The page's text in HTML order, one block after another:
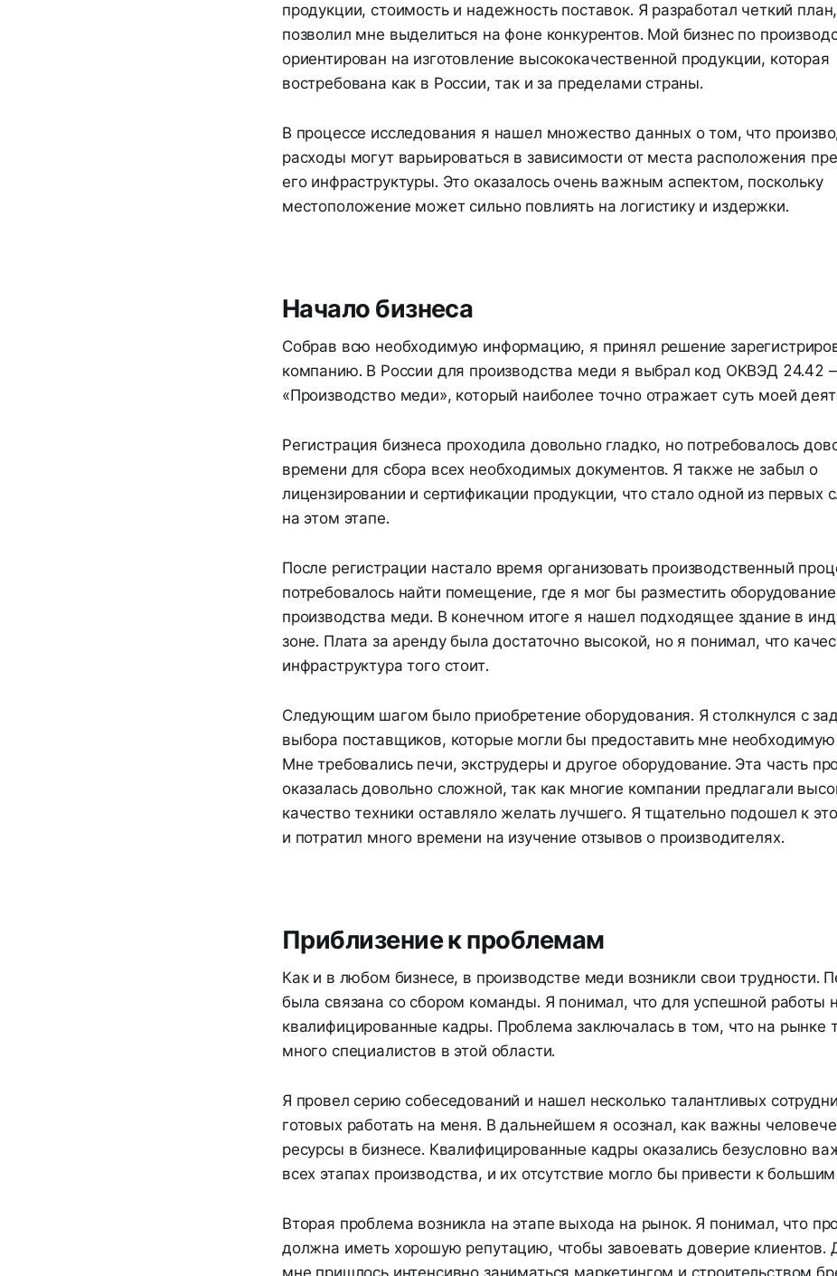
продукции, стоимость и надежность поставок. Я разработал четкий
позволил мне выделиться на фоне конкурентов. Мой бизнес по
ориентирован на изготовление высококачественной продукции, которая
востребована как в России, так и за пределами страны.
В процессе исследования я нашел множество данных о том, что
расходы могут варьироваться в зависимости от места расположения
его инфраструктуры. Это оказалось очень важным аспектом, поскольку
местоположение может сильно повлиять на логистику и издержки.
Начало бизнеса
Собрав всю необходимую информацию, я принял решение
компанию. В России для производства меди я выбрал код ОКВЭД 24.42 –
«Производство меди», который наиболее точно отражает суть моей
Регистрация бизнеса проходила довольно гладко, но потребовалось
времени для сбора всех необходимых документов. Я также не забыл о
лицензировании и сертификации продукции, что стало одной из первых
на этом этапе.
После регистрации настало время организовать производственный
потребовалось найти помещение, где я мог бы разместить
производства меди. В конечном итоге я нашел подходящее здание в
зоне. Плата за аренду была достаточно высокой, но я понимал, что
инфраструктура того стоит.
Следующим шагом было приобретение оборудования. Я столкнулся с
выбора поставщиков, которые могли бы предоставить мне необходимую
Мне требовались печи, экструдеры и другое оборудование. Эта часть
оказалась довольно сложной, так как многие компании предлагали
качество техники оставляло желать лучшего. Я тщательно подошел к
и потратил много времени на изучение отзывов о производителях.
Приблизение к проблемам
Как и в любом бизнесе, в производстве меди возникли свои трудности.
была связана со сбором команды. Я понимал, что для успешной работы
квалифицированные кадры. Проблема заключалась в том, что на рынке
много специалистов в этой области.
Я провел серию собеседований и нашел несколько талантливых
готовых работать на меня. В дальнейшем я осознал, как важны
ресурсы в бизнесе. Квалифицированные кадры оказались безусловно
всех этапах производства, и их отсутствие могло бы привести к
Вторая проблема возникла на этапе выхода на рынок. Я понимал, что
должна иметь хорошую репутацию, чтобы завоевать доверие клиентов.